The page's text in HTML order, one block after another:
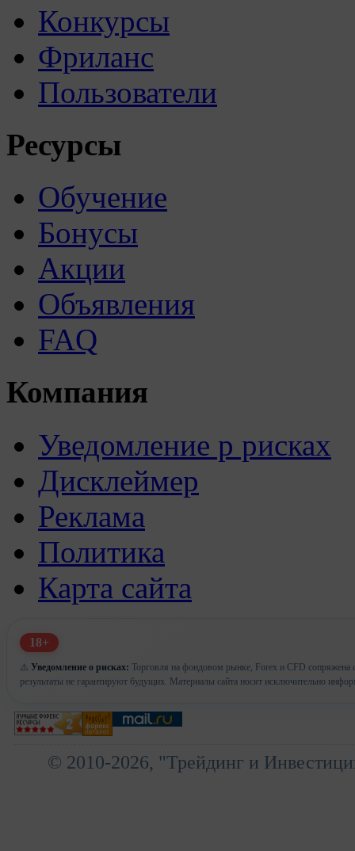
Конкурсы
Фриланс
Пользователи
Ресурсы
Обучение
Бонусы
Акции
Объявления
FAQ
Компания
Уведомление р рисках
Дисклеймер
Реклама
Политика
Карта сайта
18+
⚠️ Уведомление о рисках: Торговля на фондовом рынке, Forex и CFD сопряжена
результаты не гарантируют будущих. Материалы сайта носят исключительно
© 2010-2026, "Трейдинг и